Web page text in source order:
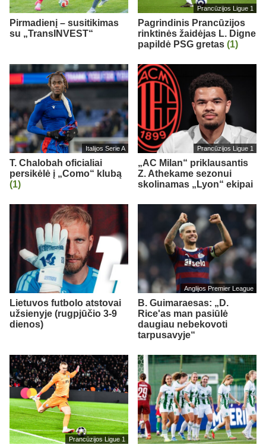
Pirmadienį – susitikimas
su „TransINVEST“
Prancūzijos Ligue 1
Pagrindinis Prancūzijos
rinktinės žaidėjas L. Digne
papildė PSG gretas (1)
Italijos Serie A
T. Chalobah oficialiai
persikėlė į „Como“ klubą
(1)
Prancūzijos Ligue 1
„AC Milan“ priklausantis
Z. Athekame sezonui
skolinamas „Lyon“ ekipai
Lietuvos futbolo atstovai
užsienyje (rugpjūčio 3-9
dienos)
Anglijos Premier League
B. Guimaraesas: „D.
Rice'as man pasiūlė
daugiau nebekovoti
tarpusavyje“
Prancūzijos Ligue 1